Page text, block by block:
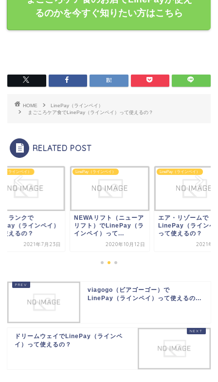
るのかを今すぐ知りたい方はこちら
HOME
LinePay（ラインペイ）
まごころケア食でLinePay（ラインペイ）って使えるの？
RELATED POST
（ラインペイ）
リフト（ニューア
ト）でLinePay（ラ
ペイ）って...
2020年10月12日
LinePay（ラインペイ）
エア・リゾームで
LinePay（ラインペイ）
って使えるの？
2021年1月6日
LinePay（ラインペイ）
エアトランクで
LinePay（ラインペ
って使えるの？
2021年7
viagogo（ビアゴーゴー）で
LinePay（ラインペイ）って使えるの...
ドリームウェイでLinePay（ラインペ
イ）って使えるの？